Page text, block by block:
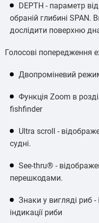
DEPTH - параметр
обраній глибині SPAN.
дослідити поверхню
Голосові попередження
Двопроміневий
Функція Zoom в
fishfinder
Ultra scroll -
судні.
See-thru® -
перешкодами.
Знаки у вигляді риб -
індикації риби